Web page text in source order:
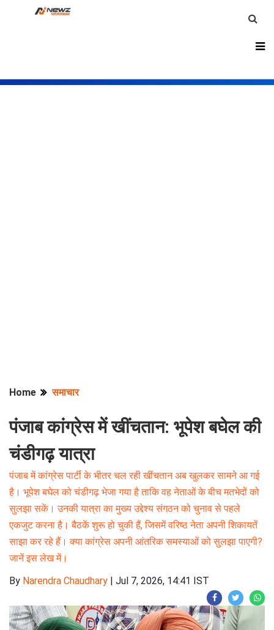
Home समाचार
पंजाब कांग्रेस में खींचतान: भूपेश बघेल की
चंडीगढ़ यात्रा
पंजाब में कांग्रेस पार्टी के भीतर चल रही खींचतान अब खुलकर सामने आ गई
है। भूपेश बघेल को चंडीगढ़ भेजा गया है ताकि वह नेताओं के बीच मतभेदों को
सुलझा सकें। उनकी यात्रा का मुख्य उद्देश्य संगठन को चुनाव से पहले
एकजुट करना है। बैठकें शुरू हो चुकी हैं, जिसमें वरिष्ठ नेता अपनी शिकायतें
साझा कर रहे हैं। क्या कांग्रेस अपनी आंतरिक समस्याओं को सुलझा पाएगी?
जानें इस लेख में।
By Narendra Chaudhary | Jul 7, 2026, 14:41 IST